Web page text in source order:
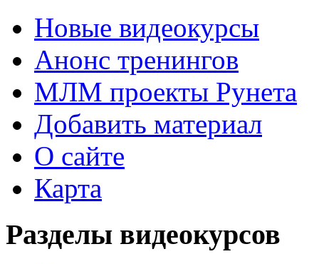
Новые видеокурсы
Анонс тренингов
МЛМ проекты Рунета
Добавить материал
О сайте
Карта
Разделы видеокурсов